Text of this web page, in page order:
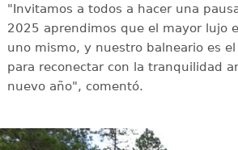
"Invitamos a todos a hacer una
2025 aprendimos que el mayor lujo
uno mismo, y nuestro balneario es
para reconectar con la tranquilidad
nuevo año", comentó.